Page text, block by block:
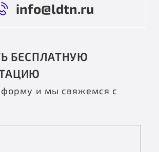
info@ldtn.ru
БЕСПЛАТНУЮ
форму и мы свяжемся с